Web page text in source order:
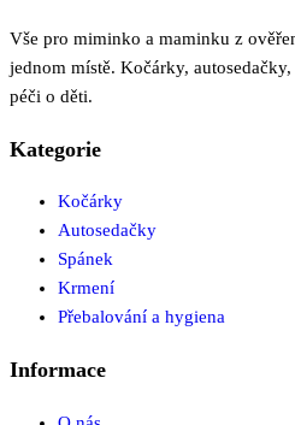
Vše pro miminko a maminku z
jednom místě. Kočárky,
péči o děti.
Kategorie
Kočárky
Autosedačky
Spánek
Krmení
Přebalování a hygiena
Informace